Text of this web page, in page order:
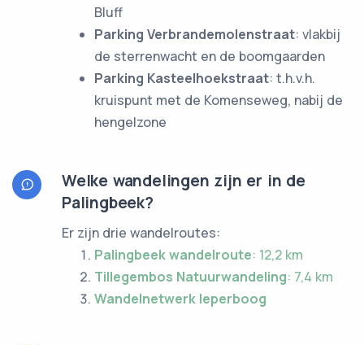
Bluff
Parking Verbrandemolenstraat: vlakbij
de sterrenwacht en de boomgaarden
Parking Kasteelhoekstraat: t.h.v.h.
kruispunt met de Komenseweg, nabij de
hengelzone
Welke wandelingen zijn er in de
Palingbeek?
Er zijn drie wandelroutes:
Palingbeek wandelroute: 12,2 km
Tillegembos Natuurwandeling: 7,4 km
Wandelnetwerk Ieperboog